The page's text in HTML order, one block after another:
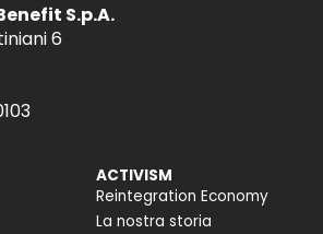
S.p.A.
6
ACTIVISM
Reintegration Economy
La nostra storia